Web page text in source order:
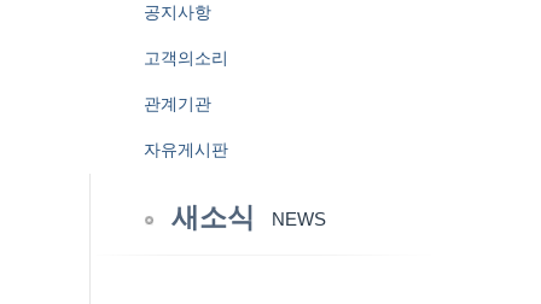
공지사항
고객의소리
관계기관
자유게시판
새소식 NEWS